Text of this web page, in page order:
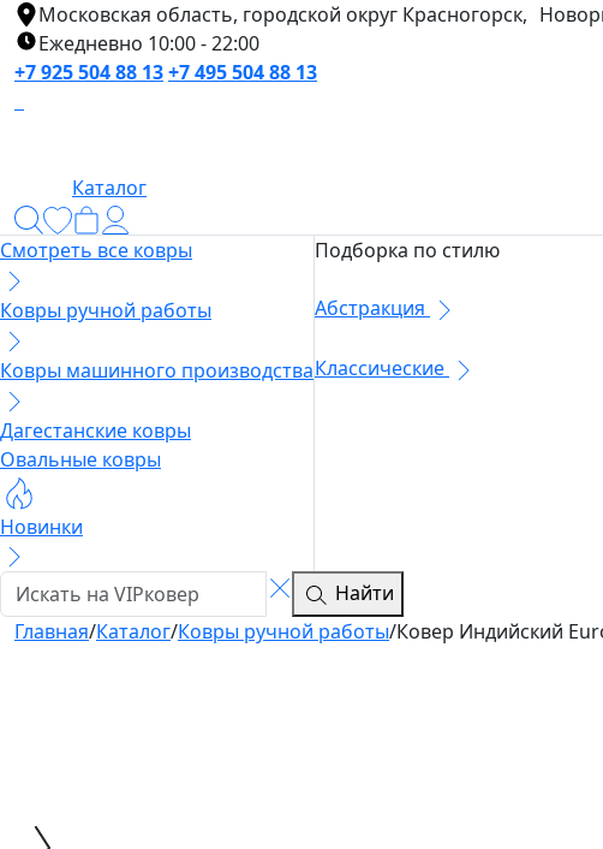
Московская область, городской округ Красногорск,
Ежедневно 10:00 - 22:00
+7 925 504 88 13+7 495 504 88 13
Каталог
Смотреть все ковры
Ковры ручной работы
Ковры машинного производства
Дагестанские ковры
Овальные ковры
Новинки
Подборка по стилю
Абстракция
Классические
Найти
Главная/Каталог/Ковры ручной работы/Ковер Индийский